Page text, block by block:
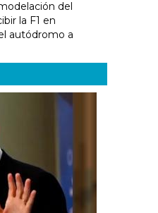
del
la F1 en
autódromo a